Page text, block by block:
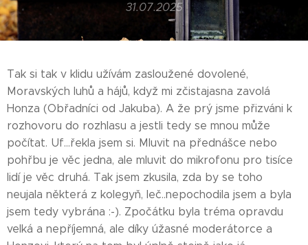
31.07.2025
Tak si tak v klidu užívám zasloužené dovolené,
Moravských luhů a hájů, když mi zčistajasna zavolá
Honza (Obřadníci od Jakuba). A že prý jsme přizváni k
rozhovoru do rozhlasu a jestli tedy se mnou může
počítat. Uf...řekla jsem si. Mluvit na přednášce nebo
pohřbu je věc jedna, ale mluvit do mikrofonu pro tisíce
lidí je věc druhá. Tak jsem zkusila, zda by se toho
neujala některá z kolegyň, leč..nepochodila jsem a byla
jsem tedy vybrána :-). Zpočátku byla tréma opravdu
velká a nepříjemná, ale díky úžasné moderátorce a